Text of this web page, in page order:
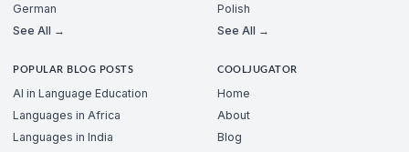
German
See All →
Polish
See All →
POPULAR BLOG POSTS
AI in Language Education
Languages in Africa
Languages in India
COOLJUGATOR
Home
About
Blog